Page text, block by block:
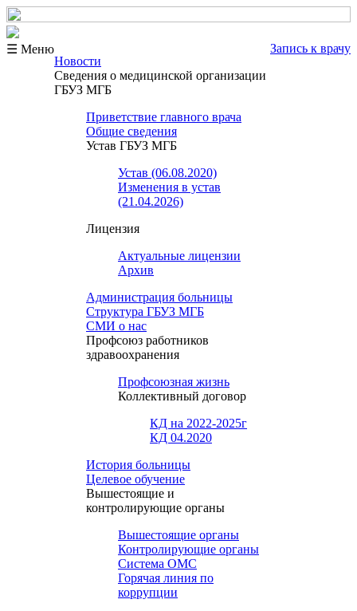
☰ Меню
Запись к врачу
Новости
Сведения о медицинской организации
ГБУЗ МГБ
Приветствие главного врача
Общие сведения
Устав ГБУЗ МГБ
Устав (06.08.2020)
Изменения в устав
(21.04.2026)
Лицензия
Актуальные лицензии
Архив
Администрация больницы
Структура ГБУЗ МГБ
СМИ о нас
Профсоюз работников
здравоохранения
Профсоюзная жизнь
Коллективный договор
КД на 2022-2025г
КД 04.2020
История больницы
Целевое обучение
Вышестоящие и
контролирующие органы
Вышестоящие органы
Контролирующие органы
Система ОМС
Горячая линия по
коррупции